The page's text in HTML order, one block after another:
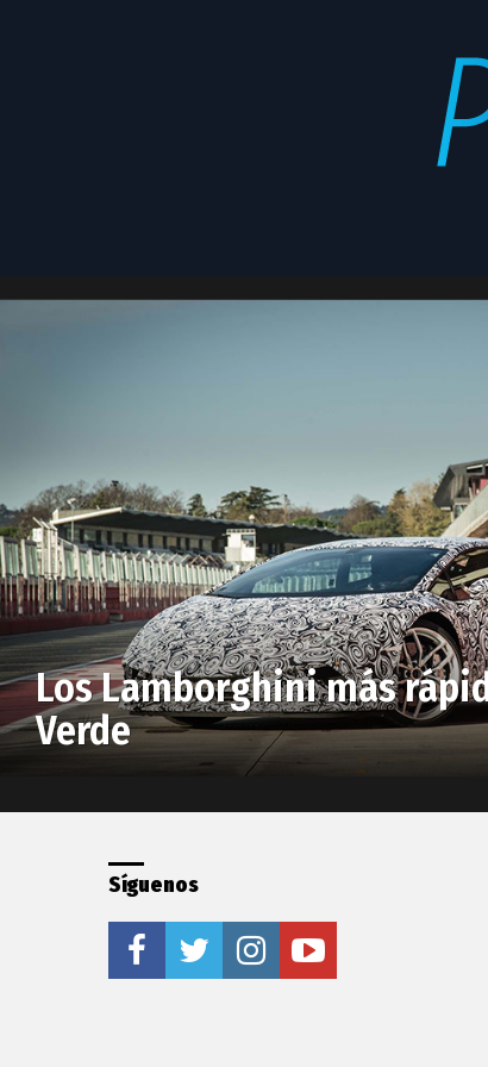
Los Lamborghini más
Verde
Síguenos
facebooktwitter instagramyoutube